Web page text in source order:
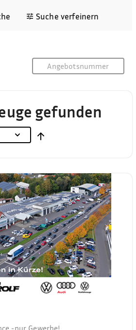
Suche verfeinern
gefunden
-nur Gewerbe!